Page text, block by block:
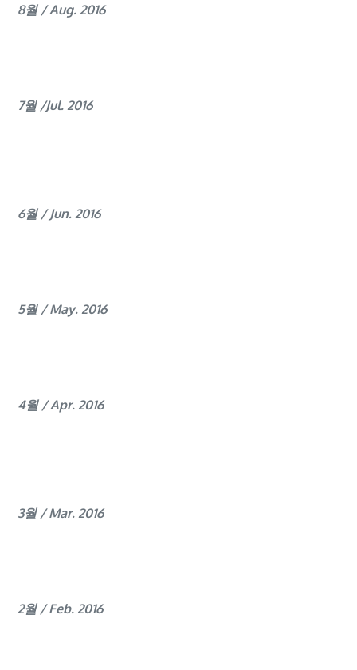
8월 / Aug. 2016
7월 /Jul. 2016
6월 / Jun. 2016
5월 / May. 2016
4월 / Apr. 2016
3월 / Mar. 2016
2월 / Feb. 2016